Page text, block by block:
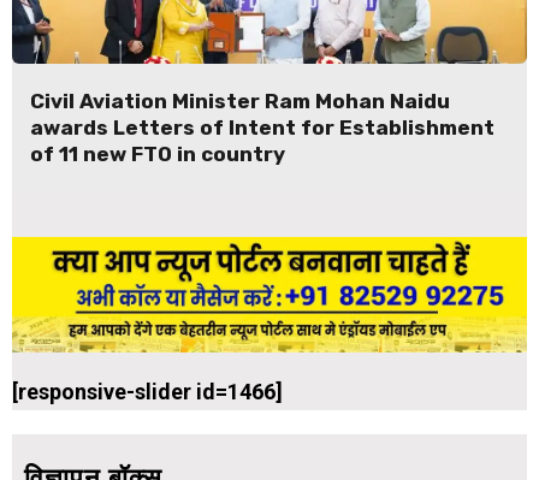
Civil Aviation Minister Ram Mohan Naidu
awards Letters of Intent for Establishment
of 11 new FTO in country
[responsive-slider id=1466]